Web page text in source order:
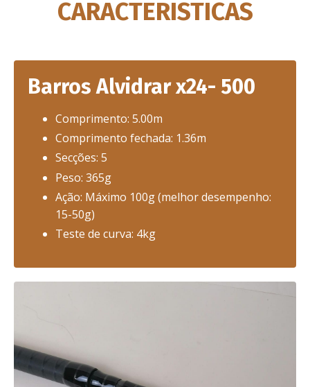
CARACTERISTICAS
Barros Alvidrar x24- 500
Comprimento: 5.00m
Comprimento fechada: 1.36m
Secções: 5
Peso: 365g
Ação: Máximo 100g (melhor desempenho:
15-50g)
Teste de curva: 4kg